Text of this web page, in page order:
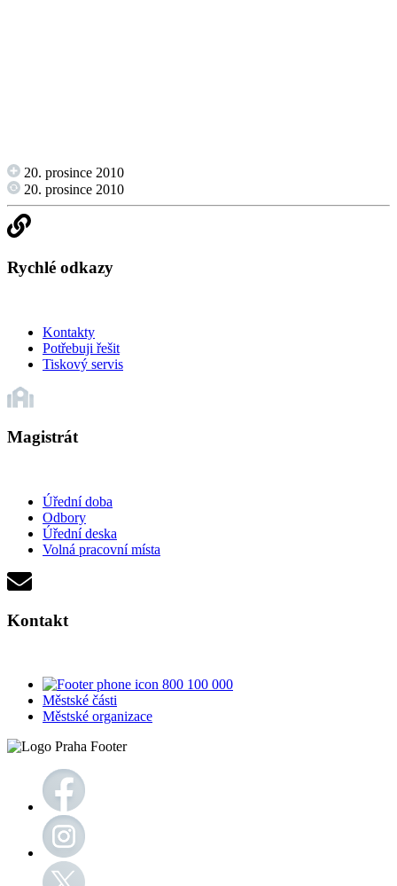
20. prosince 2010
20. prosince 2010
Rychlé odkazy
Kontakty
Potřebuji řešit
Tiskový servis
Magistrát
Úřední doba
Odbory
Úřední deska
Volná pracovní místa
Kontakt
800 100 000
Městské části
Městské organizace